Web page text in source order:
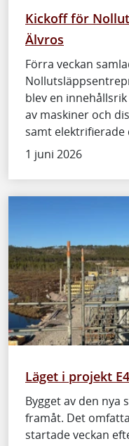
Kickoff för
Älvros
Förra veckan
blev en
av maskiner och
samt
1 juni 2026
Läget i projekt
Bygget av den nya
framåt. Det
startade veckan